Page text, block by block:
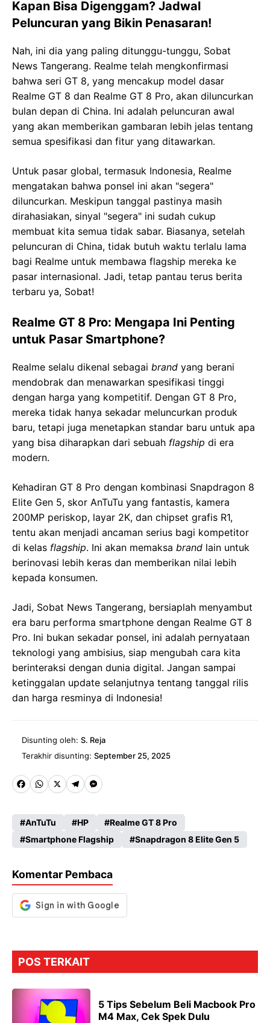
Kapan Bisa Digenggam? Jadwal
Peluncuran yang Bikin Penasaran!
Nah, ini dia yang paling ditunggu-tunggu, Sobat
News Tangerang. Realme telah mengkonfirmasi
bahwa seri GT 8, yang mencakup model dasar
Realme GT 8 dan Realme GT 8 Pro, akan diluncurkan
bulan depan di China. Ini adalah peluncuran awal
yang akan memberikan gambaran lebih jelas tentang
semua spesifikasi dan fitur yang ditawarkan.
Untuk pasar global, termasuk Indonesia, Realme
mengatakan bahwa ponsel ini akan "segera"
diluncurkan. Meskipun tanggal pastinya masih
dirahasiakan, sinyal "segera" ini sudah cukup
membuat kita semua tidak sabar. Biasanya, setelah
peluncuran di China, tidak butuh waktu terlalu lama
bagi Realme untuk membawa flagship mereka ke
pasar internasional. Jadi, tetap pantau terus berita
terbaru ya, Sobat!
Realme GT 8 Pro: Mengapa Ini Penting
untuk Pasar Smartphone?
Realme selalu dikenal sebagai brand yang berani
mendobrak dan menawarkan spesifikasi tinggi
dengan harga yang kompetitif. Dengan GT 8 Pro,
mereka tidak hanya sekadar meluncurkan produk
baru, tetapi juga menetapkan standar baru untuk apa
yang bisa diharapkan dari sebuah flagship di era
modern.
Kehadiran GT 8 Pro dengan kombinasi Snapdragon 8
Elite Gen 5, skor AnTuTu yang fantastis, kamera
200MP periskop, layar 2K, dan chipset grafis R1,
tentu akan menjadi ancaman serius bagi kompetitor
di kelas flagship. Ini akan memaksa brand lain untuk
berinovasi lebih keras dan memberikan nilai lebih
kepada konsumen.
Jadi, Sobat News Tangerang, bersiaplah menyambut
era baru performa smartphone dengan Realme GT 8
Pro. Ini bukan sekadar ponsel, ini adalah pernyataan
teknologi yang ambisius, siap mengubah cara kita
berinteraksi dengan dunia digital. Jangan sampai
ketinggalan update selanjutnya tentang tanggal rilis
dan harga resminya di Indonesia!
Disunting oleh: S. Reja
Terakhir disunting: September 25, 2025
Fa
b
o
k
W
ts
A
p
X
Te
gr
a
M
se
n
er
AnTuTu HP
Realme GT 8 Pro
Smartphone Flagship
Snapdragon 8 Elite Gen 5
Komentar Pembaca
POS TERKAIT
5 Tips Sebelum Beli Macbook Pro
M4 Max, Cek Spek Dulu